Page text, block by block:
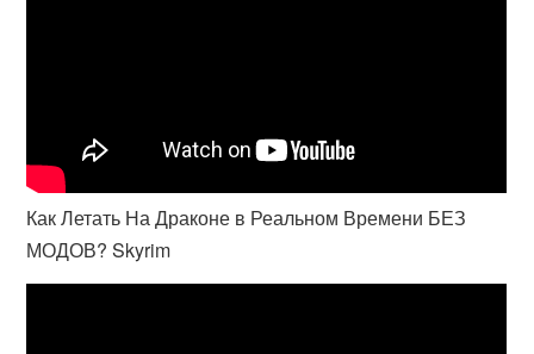
Как Летать На Драконе в Реальном Времени БЕЗ
МОДОВ? Skyrim